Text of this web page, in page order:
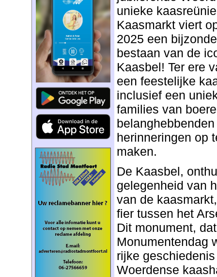
unieke
Kaasmarkt viert
2025 een
bestaan van de
Kaasbel! Ter ere
een feestelijke
inclusief een
families van
herinneringen op
maken.
De Kaasbel,
gelegenheid van
van de
fier tussen het
Dit monument,
Monumentendag
rijke
Woerdense